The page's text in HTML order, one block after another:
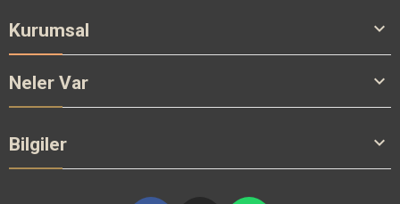
Kurumsal 
Neler Var 
Bilgiler 